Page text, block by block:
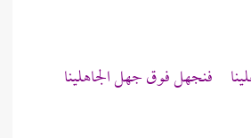
فنجهل فوق جهل الجاهلينا